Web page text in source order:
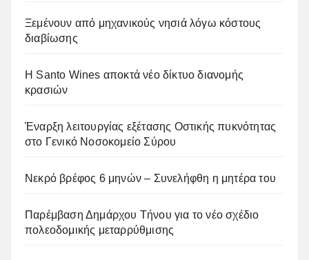
Ξεμένουν από μηχανικούς νησιά λόγω κόστους
διαβίωσης
Η Santo Wines αποκτά νέο δίκτυο διανομής
κρασιών
Έναρξη λειτουργίας εξέτασης Οστικής πυκνότητας
στο Γενικό Νοσοκομείο Σύρου
Νεκρό βρέφος 6 μηνών – Συνελήφθη η μητέρα του
Παρέμβαση Δημάρχου Τήνου για το νέο σχέδιο
πολεοδομικής μεταρρύθμισης